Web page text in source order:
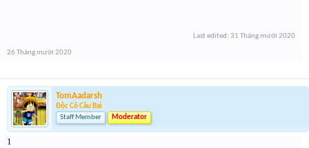
Last edited: 31 Tháng mười 2020
26 Tháng mười 2020
TomAadarsh
Độc Cô Cầu Bại
Staff Member
Moderator
1